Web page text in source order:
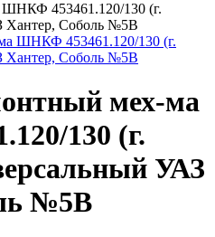
453461.120/130 (г.
Хантер, Соболь №5В
мех-ма
130 (г.
УАЗ
№5В